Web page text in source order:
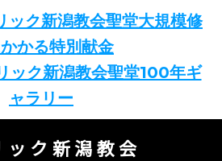
ック新潟教会聖堂大規模修
かる特別献金
ック新潟教会聖堂100年ギ
ャラリー
ック新潟教会